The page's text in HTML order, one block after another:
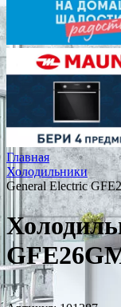
Главная
Холодильники
General Electric